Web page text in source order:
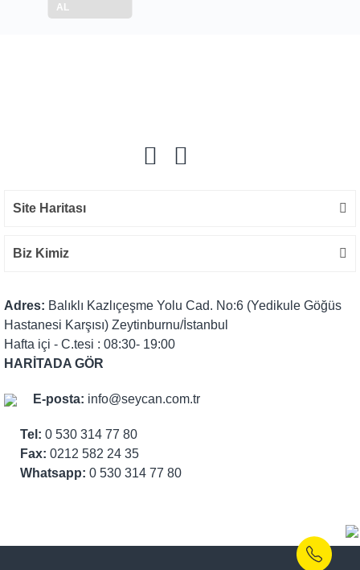
AL
Site Haritası
Biz Kimiz
Adres: Balıklı Kazlıçeşme Yolu Cad. No:6 (Yedikule Göğüs
Hastanesi Karşısı) Zeytinburnu/İstanbul
Hafta içi - C.tesi : 08:30- 19:00
HARİTADA GÖR
E-posta: info@seycan.com.tr
Tel: 0 530 314 77 80
Fax: 0212 582 24 35
Whatsapp: 0 530 314 77 80